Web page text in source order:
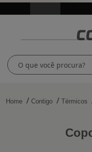
Home Contigo Térmicos